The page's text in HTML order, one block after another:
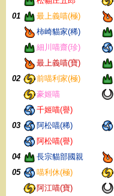
01
最上義喵(極)
柿崎貓家(稀)
細川喵齋(珍)
最上義喵(寶)
02
前喵利家(極)
豪姬喵
千姬喵(譽)
03
阿松喵(稀)
阿松喵(譽)
04
長宗貓部國親
05
喵利休(極)
阿江喵(寶)